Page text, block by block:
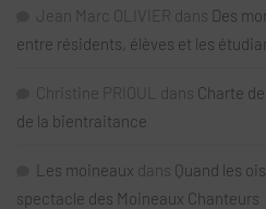
Jean Marc OLIVIER dans Des
entre résidents, élèves et les
Christine PRIOUL dans Charte
de la bientraitance
Les moineaux dans Quand les
spectacle des Moineaux Chanteurs